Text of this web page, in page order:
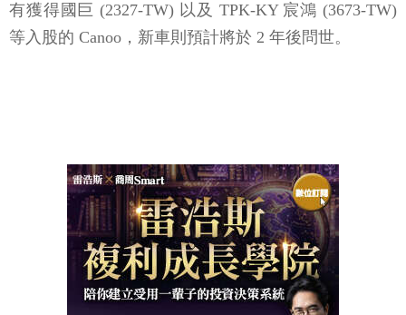
有獲得國巨 (2327-TW) 以及 TPK-KY 宸鴻 (3673-TW)
等入股的 Canoo，新車則預計將於 2 年後問世。